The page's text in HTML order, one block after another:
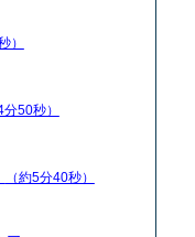
）
分50秒）
（約5分40秒）